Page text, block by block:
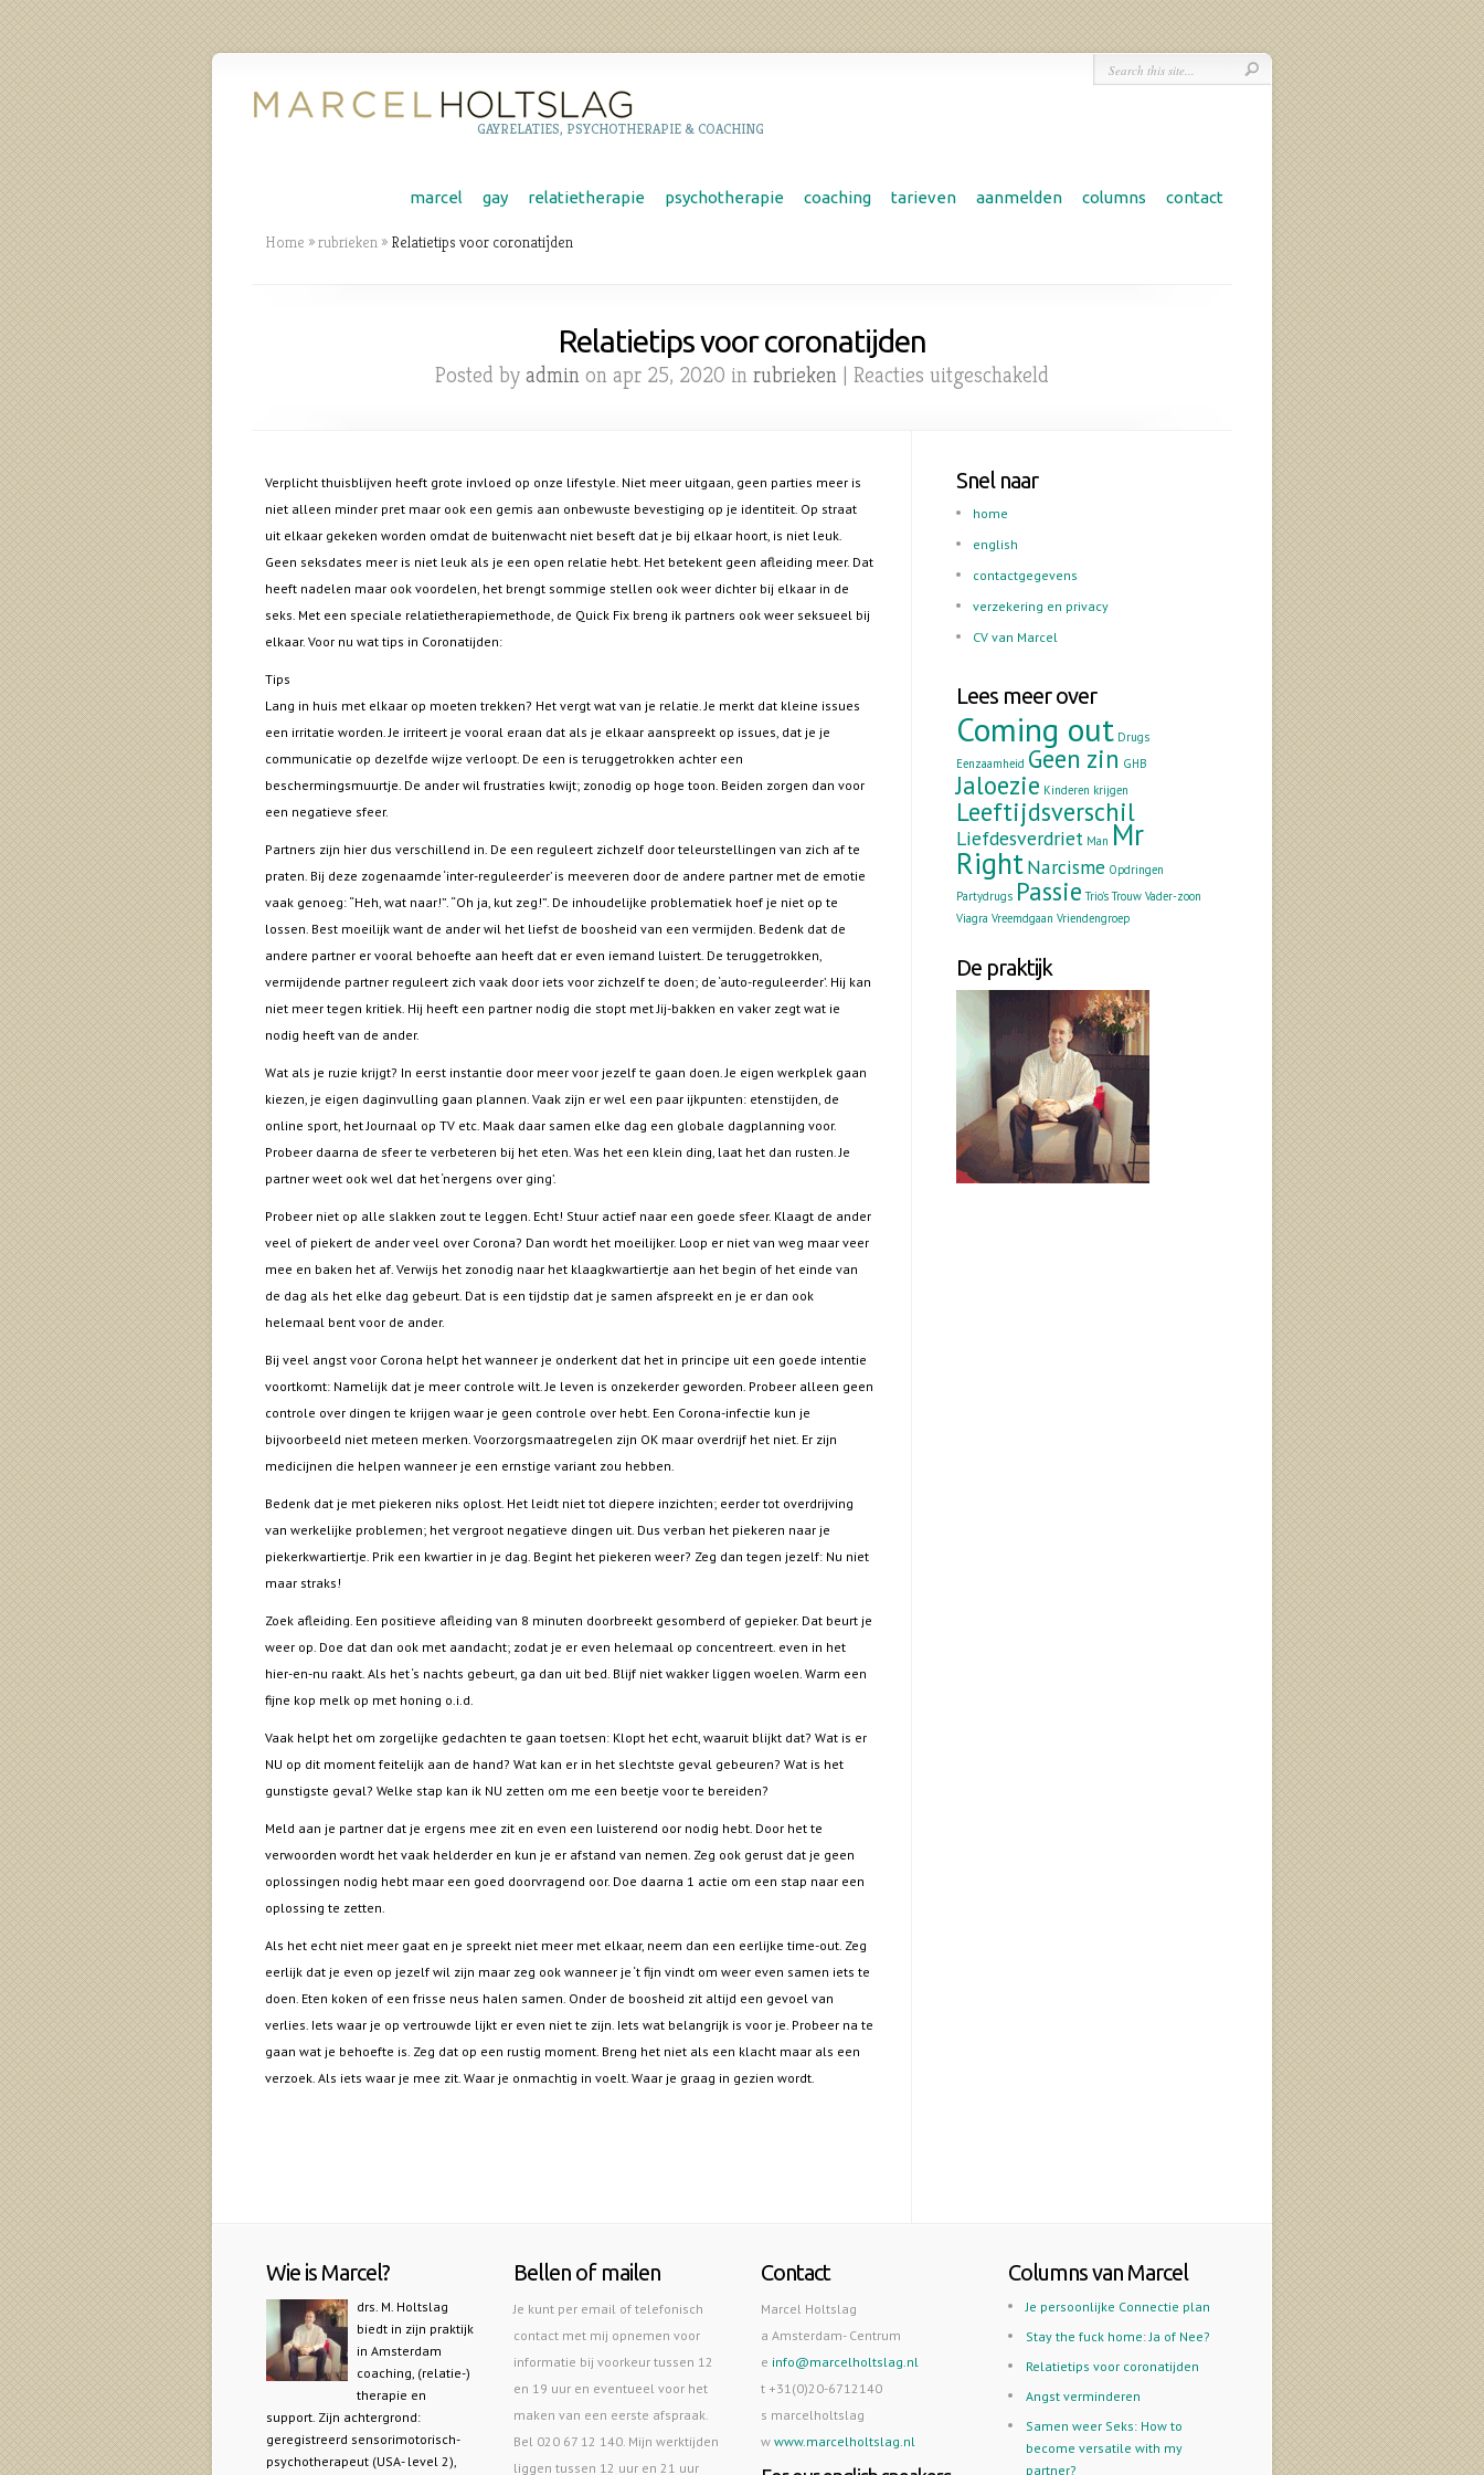
GAYRELATIES, PSYCHOTHERAPIE & COACHING
marcel gay relatietherapie psychotherapie coaching tarieven aanmelden columns contact
Home »rubrieken » Relatietips voor coronatijden
Relatietips voor coronatijden
Posted by admin on apr 25, 2020 in rubrieken | Reacties uitgeschakeld
Verplicht thuisblijven heeft grote invloed op onze lifestyle. Niet meer uitgaan, geen parties meer is
niet alleen minder pret maar ook een gemis aan onbewuste bevestiging op je identiteit. Op straat
uit elkaar gekeken worden omdat de buitenwacht niet beseft dat je bij elkaar hoort, is niet leuk.
Geen seksdates meer is niet leuk als je een open relatie hebt. Het betekent geen afleiding meer. Dat
heeft nadelen maar ook voordelen, het brengt sommige stellen ook weer dichter bij elkaar in de
seks. Met een speciale relatietherapiemethode, de Quick Fix breng ik partners ook weer seksueel bij
elkaar. Voor nu wat tips in Coronatijden:
Tips
Lang in huis met elkaar op moeten trekken? Het vergt wat van je relatie. Je merkt dat kleine issues
een irritatie worden. Je irriteert je vooral eraan dat als je elkaar aanspreekt op issues, dat je je
communicatie op dezelfde wijze verloopt. De een is teruggetrokken achter een
beschermingsmuurtje. De ander wil frustraties kwijt; zonodig op hoge toon. Beiden zorgen dan voor
een negatieve sfeer.
Partners zijn hier dus verschillend in. De een reguleert zichzelf door teleurstellingen van zich af te
praten. Bij deze zogenaamde ‘inter-reguleerder’ is meeveren door de andere partner met de emotie
vaak genoeg: “Heh, wat naar!”. “Oh ja, kut zeg!”. De inhoudelijke problematiek hoef je niet op te
lossen. Best moeilijk want de ander wil het liefst de boosheid van een vermijden. Bedenk dat de
andere partner er vooral behoefte aan heeft dat er even iemand luistert. De teruggetrokken,
vermijdende partner reguleert zich vaak door iets voor zichzelf te doen; de ‘auto-reguleerder’. Hij kan
niet meer tegen kritiek. Hij heeft een partner nodig die stopt met Jij-bakken en vaker zegt wat ie
nodig heeft van de ander.
Wat als je ruzie krijgt? In eerst instantie door meer voor jezelf te gaan doen. Je eigen werkplek gaan
kiezen, je eigen daginvulling gaan plannen. Vaak zijn er wel een paar ijkpunten: etenstijden, de
online sport, het Journaal op TV etc. Maak daar samen elke dag een globale dagplanning voor.
Probeer daarna de sfeer te verbeteren bij het eten. Was het een klein ding, laat het dan rusten. Je
partner weet ook wel dat het ‘nergens over ging’.
Probeer niet op alle slakken zout te leggen. Echt! Stuur actief naar een goede sfeer. Klaagt de ander
veel of piekert de ander veel over Corona? Dan wordt het moeilijker. Loop er niet van weg maar veer
mee en baken het af. Verwijs het zonodig naar het klaagkwartiertje aan het begin of het einde van
de dag als het elke dag gebeurt. Dat is een tijdstip dat je samen afspreekt en je er dan ook
helemaal bent voor de ander.
Bij veel angst voor Corona helpt het wanneer je onderkent dat het in principe uit een goede intentie
voortkomt: Namelijk dat je meer controle wilt. Je leven is onzekerder geworden. Probeer alleen geen
controle over dingen te krijgen waar je geen controle over hebt. Een Corona-infectie kun je
bijvoorbeeld niet meteen merken. Voorzorgsmaatregelen zijn OK maar overdrijf het niet. Er zijn
medicijnen die helpen wanneer je een ernstige variant zou hebben.
Bedenk dat je met piekeren niks oplost. Het leidt niet tot diepere inzichten; eerder tot overdrijving
van werkelijke problemen; het vergroot negatieve dingen uit. Dus verban het piekeren naar je
piekerkwartiertje. Prik een kwartier in je dag. Begint het piekeren weer? Zeg dan tegen jezelf: Nu niet
maar straks!
Zoek afleiding. Een positieve afleiding van 8 minuten doorbreekt gesomberd of gepieker. Dat beurt je
weer op. Doe dat dan ook met aandacht; zodat je er even helemaal op concentreert. even in het
hier-en-nu raakt. Als het ‘s nachts gebeurt, ga dan uit bed. Blijf niet wakker liggen woelen. Warm een
fijne kop melk op met honing o.i.d.
Vaak helpt het om zorgelijke gedachten te gaan toetsen: Klopt het echt, waaruit blijkt dat? Wat is er
NU op dit moment feitelijk aan de hand? Wat kan er in het slechtste geval gebeuren? Wat is het
gunstigste geval? Welke stap kan ik NU zetten om me een beetje voor te bereiden?
Meld aan je partner dat je ergens mee zit en even een luisterend oor nodig hebt. Door het te
verwoorden wordt het vaak helderder en kun je er afstand van nemen. Zeg ook gerust dat je geen
oplossingen nodig hebt maar een goed doorvragend oor. Doe daarna 1 actie om een stap naar een
oplossing te zetten.
Als het echt niet meer gaat en je spreekt niet meer met elkaar, neem dan een eerlijke time-out. Zeg
eerlijk dat je even op jezelf wil zijn maar zeg ook wanneer je ‘t fijn vindt om weer even samen iets te
doen. Eten koken of een frisse neus halen samen. Onder de boosheid zit altijd een gevoel van
verlies. Iets waar je op vertrouwde lijkt er even niet te zijn. Iets wat belangrijk is voor je. Probeer na te
gaan wat je behoefte is. Zeg dat op een rustig moment. Breng het niet als een klacht maar als een
verzoek. Als iets waar je mee zit. Waar je onmachtig in voelt. Waar je graag in gezien wordt.
Snel naar
home
english
contactgegevens
verzekering en privacy
CV van Marcel
Lees meer over
Coming out Drugs
Eenzaamheid Geen zin GHB
Jaloezie Kinderen krijgen
Leeftijdsverschil
Liefdesverdriet Man Mr
RightNarcisme Opdringen
Partydrugs Passie Trio's Trouw Vader-zoon
Viagra Vreemdgaan Vriendengroep
De praktijk
Wie is Marcel?
drs. M. Holtslag
biedt in zijn praktijk
in Amsterdam
coaching, (relatie-)
therapie en
support. Zijn achtergrond:
geregistreerd sensorimotorisch-
psychotherapeut (USA- level 2),
Bellen of mailen
Je kunt per email of telefonisch
contact met mij opnemen voor
informatie bij voorkeur tussen 12
en 19 uur en eventueel voor het
maken van een eerste afspraak.
Bel 020 67 12 140. Mijn werktijden
liggen tussen 12 uur en 21 uur
Contact
Marcel Holtslag
a Amsterdam- Centrum
e info@marcelholtslag.nl
t +31(0)20-6712140
s marcelholtslag
w www.marcelholtslag.nl
Columns van Marcel
Je persoonlijke Connectie plan
Stay the fuck home: Ja of Nee?
Relatietips voor coronatijden
Angst verminderen
Samen weer Seks: How to
become versatile with my
partner?